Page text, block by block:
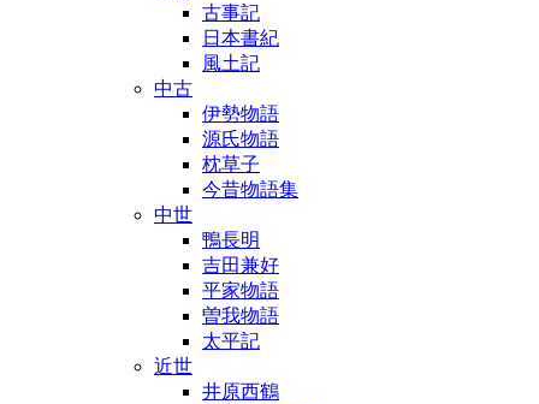
古事記
日本書紀
風土記
中古
伊勢物語
源氏物語
枕草子
今昔物語集
中世
鴨長明
吉田兼好
平家物語
曽我物語
太平記
近世
井原西鶴